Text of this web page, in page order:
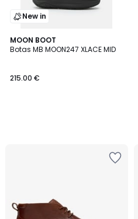
New in
MOON BOOT
Botas MB MOON247 XLACE MID
215.00 €